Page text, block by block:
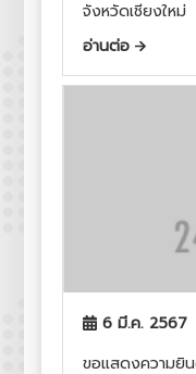
จังหวัดเชียงใหม่
อ่านต่อ
6 มี.ค. 2567
ขอแสดงความยิ